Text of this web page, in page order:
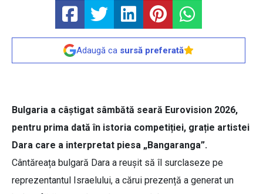
Adaugă ca sursă preferată
Bulgaria a câștigat sâmbătă seară Eurovision 2026,
pentru prima dată în istoria competiției, grație artistei
Dara care a interpretat piesa „Bangaranga”.
Cântăreața bulgară Dara a reușit să îl surclaseze pe
reprezentantul Israelului, a cărui prezență a generat un